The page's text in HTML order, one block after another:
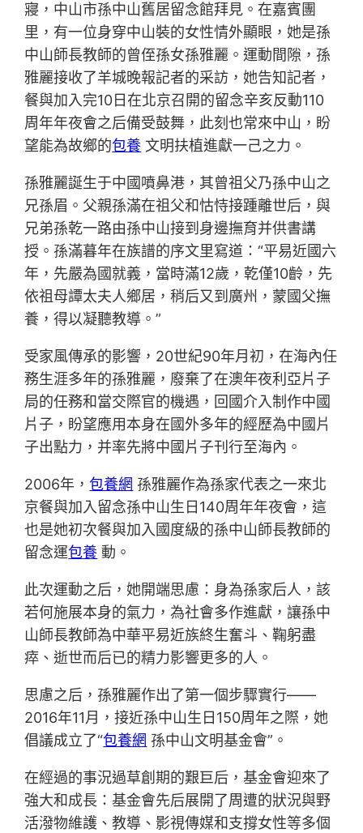
寢，中山市孫中山舊居留念館拜見。在嘉賓團
里，有一位身穿中山裝的女性情外顯眼，她是孫
中山師長教師的曾侄孫女孫雅麗。運動間隙，孫
雅麗接收了羊城晚報記者的采訪，她告知記者，
餐與加入完10日在北京召開的留念辛亥反動110
周年年夜會之后備受鼓舞，此刻也常來中山，盼
望能為故鄉的包養 文明扶植進獻一己之力。
孫雅麗誕生于中國噴鼻港，其曾祖父乃孫中山之
兄孫眉。父親孫滿在祖父和怙恃接踵離世后，與
兄弟孫乾一路由孫中山接到身邊撫育并供書講
授。孫滿暮年在族譜的序文里寫道：“平易近國六
年，先嚴為國就義，當時滿12歲，乾僅10齡，先
依祖母譚太夫人鄉居，稍后又到廣州，蒙國父撫
養，得以凝聽教導。”
受家風傳承的影響，20世紀90年月初，在海內任
務生涯多年的孫雅麗，廢棄了在澳年夜利亞片子
局的任務和當交際官的機遇，回國介入制作中國
片子，盼望應用本身在國外多年的經歷為中國片
子出點力，并率先將中國片子刊行至海內。
2006年，包養網 孫雅麗作為孫家代表之一來北
京餐與加入留念孫中山生日140周年年夜會，這
也是她初次餐與加入國度級的孫中山師長教師的
留念運包養 動。
此次運動之后，她開端思慮：身為孫家后人，該
若何施展本身的氣力，為社會多作進獻，讓孫中
山師長教師為中華平易近族終生奮斗、鞠躬盡
瘁、逝世而后已的精力影響更多的人。
思慮之后，孫雅麗作出了第一個步驟實行——
2016年11月，接近孫中山生日150周年之際，她
倡議成立了“包養網 孫中山文明基金會”。
在經過的事況過草創期的艱巨后，基金會迎來了
強大和成長：基金會先后展開了周遭的狀況與野
活潑物維護、教導、影視傳媒和支撐女性等多個